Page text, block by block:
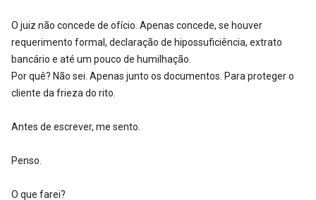
O juiz não concede de ofício. Apenas concede, se houver
requerimento formal, declaração de hipossuficiência, extrato
bancário e até um pouco de humilhação.
Por quê? Não sei. Apenas junto os documentos. Para proteger o
cliente da frieza do rito.
Antes de escrever, me sento.
Penso.
O que farei?